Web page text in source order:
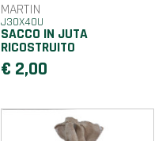
MARTIN
J30X40U
SACCO IN JUTA
RICOSTRUITO
€ 2,00